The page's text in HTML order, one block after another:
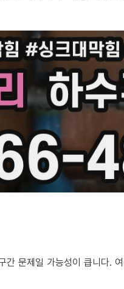
문제일 가능성이 큽니다.